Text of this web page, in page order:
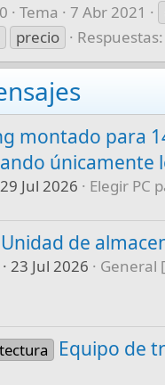
Tema 7 Abr 2021
precio
montado para
únicamente
29 Jul 2026 Elegir PC
Unidad de
23 Jul 2026
General
Equipo de